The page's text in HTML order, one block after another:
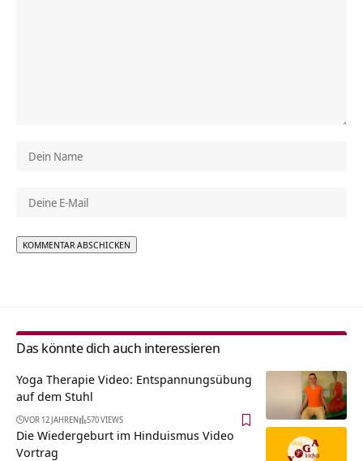
Das könnte dich auch interessieren
Yoga Therapie Video: Entspannungsübung
auf dem Stuhl
VOR 12 JAHREN 570 VIEWS
Die Wiedergeburt im Hinduismus Video
Vortrag